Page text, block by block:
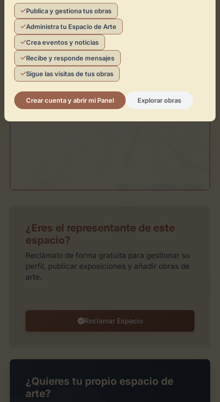
Luis Adelantado
+
−
Toca el mapa para interactuar
Activar Mapa
¿Eres el representante de este
espacio?
Reclámalo de forma gratuita para gestionar su
perfil, publicar exposiciones y añadir obras de
arte.
Reclamar Espacio
¿Quieres tu propio espacio de
arte?
Publica y gestiona tus obras
Administra tu Espacio de Arte
Crea eventos y noticias
Recibe y responde mensajes
Sigue las visitas de tus obras
Crear cuenta y abrir mi Panel Explorar obras